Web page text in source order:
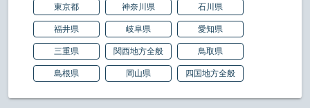
東京都
神奈川県 石川県
福井県 岐阜県 愛知県
三重県 関西地方全般 鳥取県
島根県 岡山県 四国地方全般